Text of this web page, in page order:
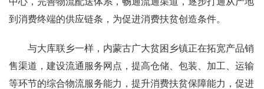
到消费终端的供应链条，为促进消费扶贫创造条件。
与大库联乡一样，内蒙古广大贫困乡镇正在拓宽产品销
售渠道，建设流通服务网点，提高仓储、包装、加工、运输
等环节的综合物流服务能力，提升消费扶贫保障能力，促进